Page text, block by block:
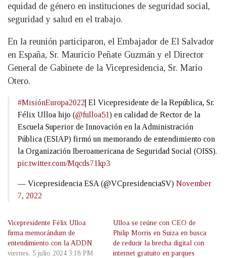
equidad de género en instituciones de seguridad social,
seguridad y salud en el trabajo.
En la reunión participaron, el Embajador de El Salvador
en España, Sr. Mauricio Peñate Guzmán y el Director
General de Gabinete de la Vicepresidencia, Sr. Mario
Otero.
#MisiónEuropa2022 | El Vicepresidente de la República, Sr.
Félix Ulloa hijo (@fulloa51) en calidad de Rector de la
Escuela Superior de Innovación en la Administración
Pública (ESIAP) firmó un memorando de entendimiento con
la Organización Iberoamericana de Seguridad Social (OISS).
pic.twitter.com/Mqcds71kp3
— Vicepresidencia ESA (@VCpresidenciaSV) November
7, 2022
Vicepresidente Félix Ulloa
firma memorándum de
entendimiento con la ADDN
viernes, 5 julio 2024 3:18 PM
Ulloa se reúne con CEO de
Philip Morris en Suiza en busca
de reducir la brecha digital con
internet gratuito en parques